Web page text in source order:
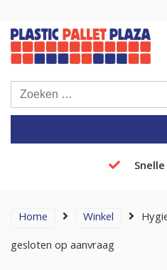
Plastic Pallet Plaza
Plastic Pallets Plaza, de nummer 1
Europa!
Home Winkel
gesloten op aanvraag